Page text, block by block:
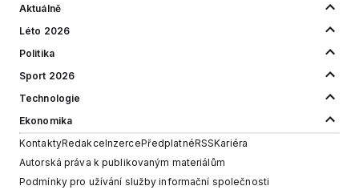
Aktuálně
Léto 2026
Politika
Sport 2026
Technologie
Ekonomika
KontaktyRedakceInzercePředplatnéRSSKariéra
Autorská práva k publikovaným materiálům
Podmínky pro užívání služby informační společnosti